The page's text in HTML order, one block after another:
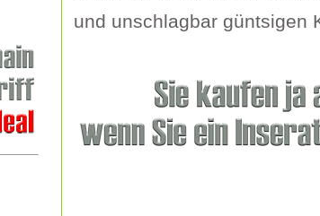
und unschlagbar güntsigen